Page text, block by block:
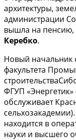
архитектуры,
администрации
вышла на пенсию,
Керебко.
Новый начальник
факультета
ФГУП
обслуживает
находится в
науки и высшего